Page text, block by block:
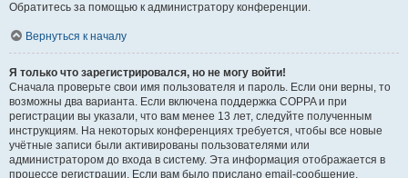
Обратитесь за помощью к администратору конференции.
Вернуться к началу
Я только что зарегистрировался, но не могу войти!
Сначала проверьте свои имя пользователя и пароль. Если они верны, то
возможны два варианта. Если включена поддержка COPPA и при
регистрации вы указали, что вам менее 13 лет, следуйте полученным
инструкциям. На некоторых конференциях требуется, чтобы все новые
учётные записи были активированы пользователями или
администратором до входа в систему. Эта информация отображается в
процессе регистрации. Если вам было прислано email-сообщение,